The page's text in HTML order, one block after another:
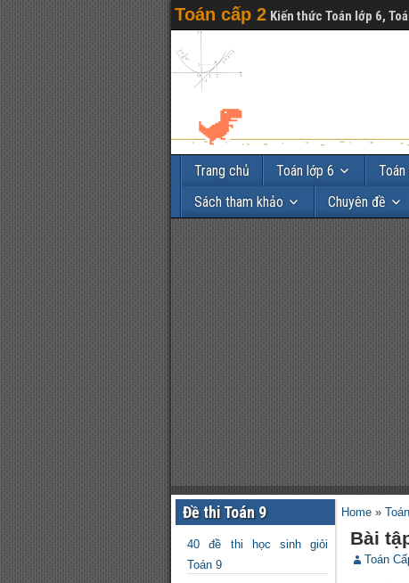
Toán cấp 2 Kiến thức Toán lớp 6,
Trang chủ Toán lớp 6
Sách tham khảo
Chuyên đề
Đề thi Toán 9
40 đề thi học sinh giỏi
Toán 9
Home »
Bài
Toán